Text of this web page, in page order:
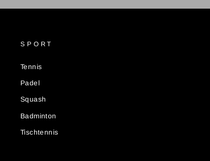
SPORT
Tennis
Padel
Squash
Badminton
Tischtennis